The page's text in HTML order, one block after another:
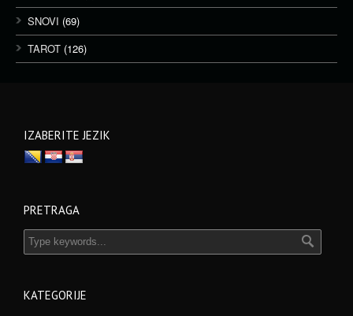
SNOVI (69)
TAROT (126)
IZABERITE JEZIK
PRETRAGA
KATEGORIJE